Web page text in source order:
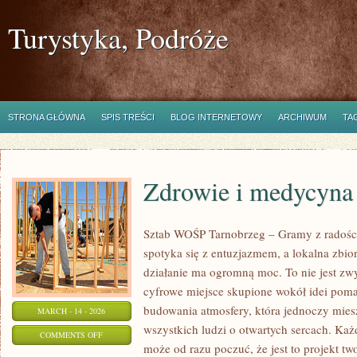
Turystyka, Podróże
STRONA GŁÓWNA SPIS TREŚCI BLOG INTERNETOWY ARCHIWUM
MARCH - 14 - 2026
COMMENTS OFFON
Zdrowie i medycyna
Sztab WOŚP Tarnobrzeg – Gramy z
spotyka się z entuzjazmem, a lokalna
działanie ma ogromną moc. To nie jest
cyfrowe miejsce skupione wokół idei
budowania atmosfery, która jednoczy
wszystkich ludzi o otwartych sercach.
może od razu poczuć, że jest to projekt